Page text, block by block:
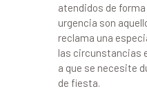
atendidos de
urgencia son
reclama una
las circunstancias
a que se necesite
de fiesta.